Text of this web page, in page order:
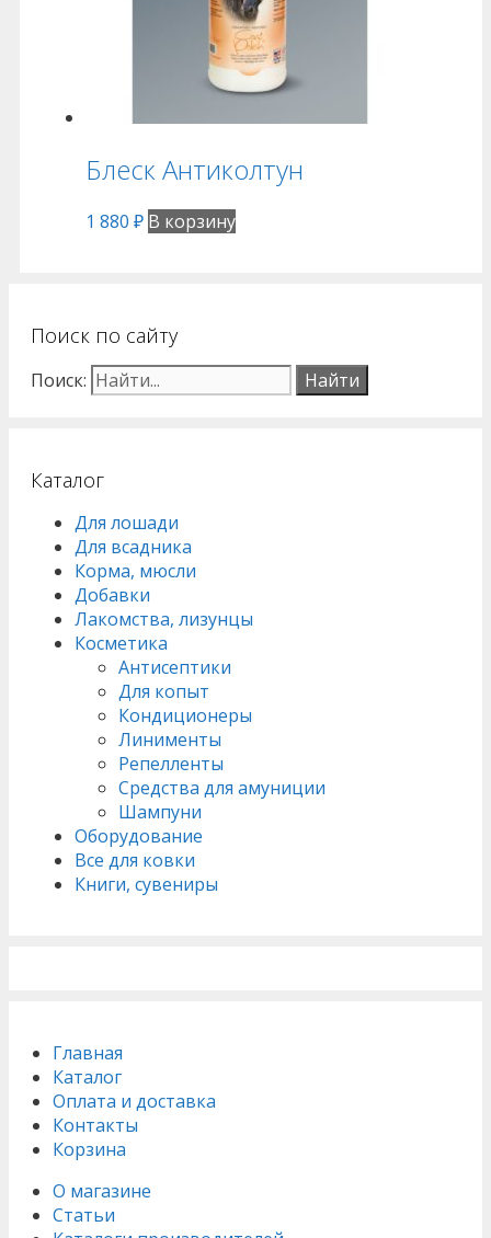
Блеск Антиколтун
1 880 ₽ В корзину
Поиск по сайту
Поиск:
Каталог
Для лошади
Для всадника
Корма, мюсли
Добавки
Лакомства, лизунцы
Косметика
Антисептики
Для копыт
Кондиционеры
Линименты
Репелленты
Средства для амуниции
Шампуни
Оборудование
Все для ковки
Книги, сувениры
Главная
Каталог
Оплата и доставка
Контакты
Корзина
О магазине
Статьи